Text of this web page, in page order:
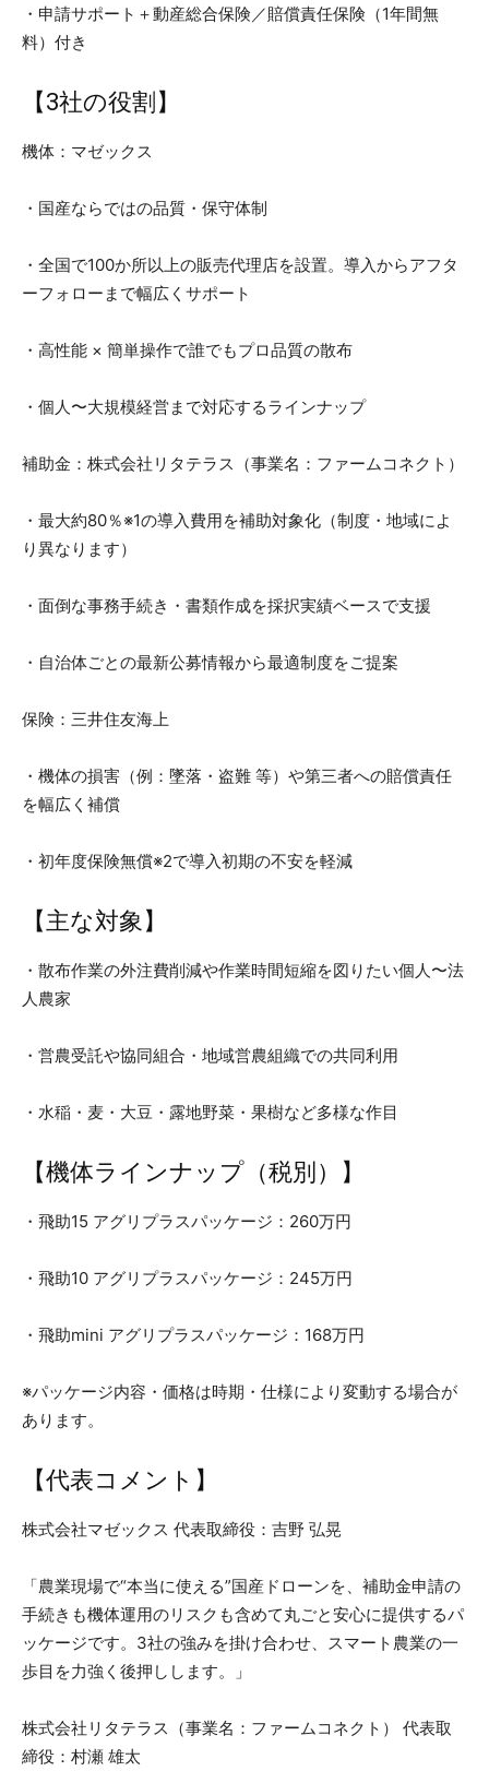
・申請サポート＋動産総合保険／賠償責任保険（1年間無
料）付き
【3社の役割】
機体：マゼックス
・国産ならではの品質・保守体制
・全国で100か所以上の販売代理店を設置。導入からアフタ
ーフォローまで幅広くサポート
・高性能 × 簡単操作で誰でもプロ品質の散布
・個人〜大規模経営まで対応するラインナップ
補助金：株式会社リタテラス（事業名：ファームコネクト）
・最大約80％※1の導入費用を補助対象化（制度・地域によ
り異なります）
・面倒な事務手続き・書類作成を採択実績ベースで支援
・自治体ごとの最新公募情報から最適制度をご提案
保険：三井住友海上
・機体の損害（例：墜落・盗難 等）や第三者への賠償責任
を幅広く補償
・初年度保険無償※2で導入初期の不安を軽減
【主な対象】
・散布作業の外注費削減や作業時間短縮を図りたい個人〜法
人農家
・営農受託や協同組合・地域営農組織での共同利用
・水稲・麦・大豆・露地野菜・果樹など多様な作目
【機体ラインナップ（税別）】
・飛助15 アグリプラスパッケージ：260万円
・飛助10 アグリプラスパッケージ：245万円
・飛助mini アグリプラスパッケージ：168万円
※パッケージ内容・価格は時期・仕様により変動する場合が
あります。
【代表コメント】
株式会社マゼックス 代表取締役：吉野 弘晃
「農業現場で“本当に使える”国産ドローンを、補助金申請の
手続きも機体運用のリスクも含めて丸ごと安心に提供するパ
ッケージです。3社の強みを掛け合わせ、スマート農業の一
歩目を力強く後押しします。」
株式会社リタテラス（事業名：ファームコネクト） 代表取
締役：村瀬 雄太